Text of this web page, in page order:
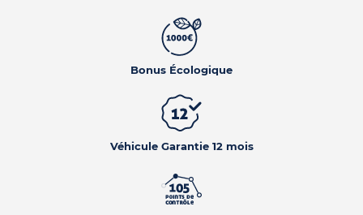
Bonus Écologique
Véhicule Garantie 12 mois